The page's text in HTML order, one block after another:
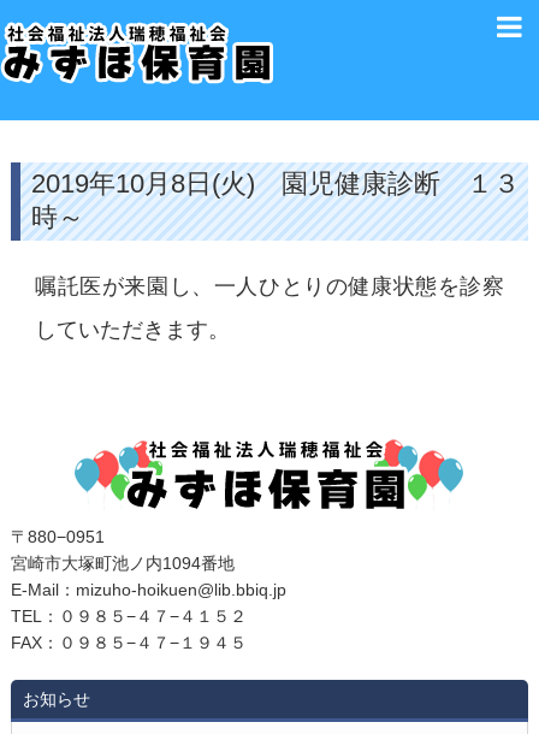
2019年10月8日(火) 園児健康診断 １３
時～
嘱託医が来園し、一人ひとりの健康状態を診察
していただきます。
〒880−0951
宮崎市大塚町池ノ内1094番地
E‐Mail：mizuho-hoikuen@lib.bbiq.jp
TEL：０９８５−４７−４１５２
FAX：０９８５−４７−１９４５
お知らせ